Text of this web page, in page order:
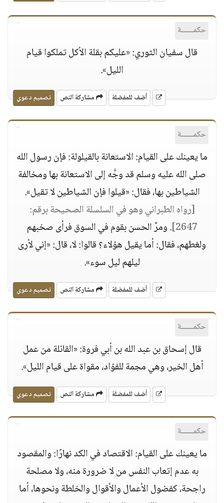
حكمــــــة
قال سفيان الثوري: «عليكم بقلة الأكل تملكوا قيام
الليل».
أضف للمفضلة مشاركة النص تصميم دعوي
حكمــــــة
ما يعينك على القيام: الاستعانة بالقيلولة: فإن رسول الله
صلى الله عليه وسلم قد وجَّه إلى الاستعانة بها ومخالفة
الشياطين بها، فقال: «قيلوا فإن الشياطين لا تقيل».
[رواه الطبراني وهو في السلسلة الصحيحة برقم:
2647] . ومرَّ الحسن بقوم في السوق فرأى صخبهم
ولغطهم، فقال: أما يقيل هؤلاء؟ قالوا: لا، قال: «إني لأرى
ليلهم ليل سوء».
أضف للمفضلة مشاركة النص تصميم دعوي
حكمــــــة
قال إسحاق بن عبد الله بن أبي فروة: «القائلة من عمل
أهل الخير، وهي مجمة للفؤاد، مقواة على قيام الليل».
أضف للمفضلة مشاركة النص تصميم دعوي
حكمــــــة
ما يعينك على القيام: الاقتصاد في الكد نهارًا: والمقصود
به عدم إتعاب النفس من لا ضرورة منه، ولا مصلحة
راجحة، كفضول الأعمال والأقوال والخلطة ونحوها، أما